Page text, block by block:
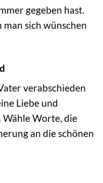
gegeben hast.
man sich wünschen
verabschieden
Liebe und
Wähle Worte, die
an die schönen